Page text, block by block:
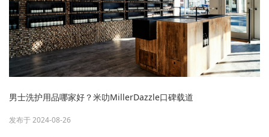
男士洗护用品哪家好？米叻MillerDazzle口碑载道
发布于 2024-08-26